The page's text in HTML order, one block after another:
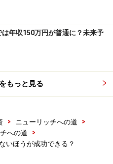
ういう自慢の場として大勢
ら、他人と比較して自分は
ってしまう人も少なくない
すには手軽なツールですか
している人は、承認欲求が
いと知ることです。
年収150万円が普通に？未来予
もっと見る
> ニューリッチへの道
>
への道
>
いほうが成功できる？